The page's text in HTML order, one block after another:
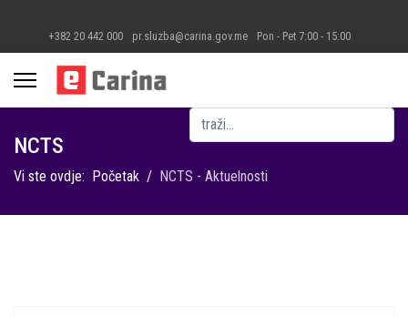
+382 20 442 000 pr.sluzba@carina.gov.me Pon - Pet 7:00 - 15:00
Pretraga
NCTS
Vi ste ovdje: Početak NCTS - Aktuelnosti